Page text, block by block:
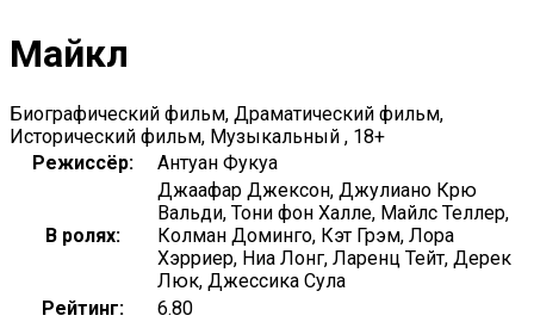
Майкл
Биографический фильм, Драматический фильм,
Исторический фильм, Музыкальный , 18+
Режиссёр:
Антуан Фукуа
В ролях:
Джаафар Джексон, Джулиано Крю
Вальди, Тони фон Халле, Майлс Теллер,
Колман Доминго, Кэт Грэм, Лора
Хэрриер, Ниа Лонг, Ларенц Тейт, Дерек
Люк, Джессика Сула
Рейтинг:
6.80